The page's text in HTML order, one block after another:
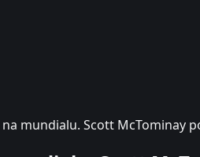
mundialu. Scott McTominay